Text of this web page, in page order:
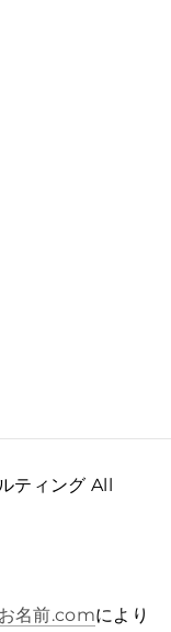
ティング All
お名前.comにより